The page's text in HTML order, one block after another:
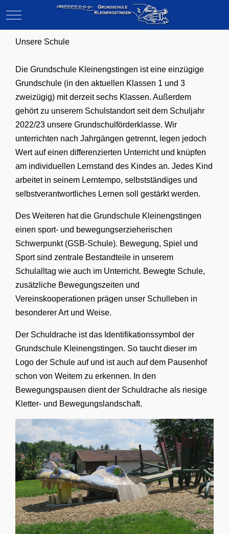
Mobile Menu Toggle
Unsere Schule
Die Grundschule Kleinengstingen ist eine einzügige
Grundschule (in den aktuellen Klassen 1 und 3
zweizügig) mit derzeit sechs Klassen. Außerdem
gehört zu unserem Schulstandort seit dem Schuljahr
2022/23 unsere Grundschulförderklasse. Wir
unterrichten nach Jahrgängen getrennt, legen jedoch
Wert auf einen differenzierten Unterricht und knüpfen
am individuellen Lernstand des Kindes an. Jedes Kind
arbeitet in seinem Lerntempo, selbstständiges und
selbstverantwortliches Lernen soll gestärkt werden.
Des Weiteren hat die Grundschule Kleinengstingen
einen sport- und bewegungserzieherischen
Schwerpunkt (GSB-Schule). Bewegung, Spiel und
Sport sind zentrale Bestandteile in unserem
Schulalltag wie auch im Unterricht. Bewegte Schule,
zusätzliche Bewegungszeiten und
Vereinskooperationen prägen unser Schulleben in
besonderer Art und Weise.
Der Schuldrache ist das Identifikationssymbol der
Grundschule Kleinengstingen. So taucht dieser im
Logo der Schule auf und ist auch auf dem Pausenhof
schon von Weitem zu erkennen. In den
Bewegungspausen dient der Schuldrache als riesige
Kletter- und Bewegungslandschaft.